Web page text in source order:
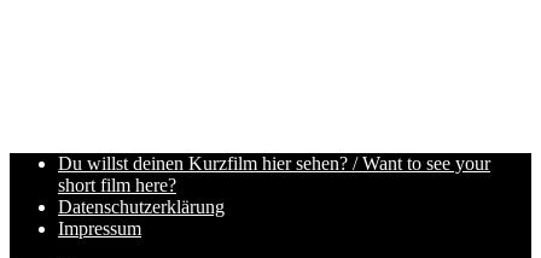
Du willst deinen Kurzfilm hier sehen? / Want to see your
short film here?
Datenschutzerklärung
Impressum